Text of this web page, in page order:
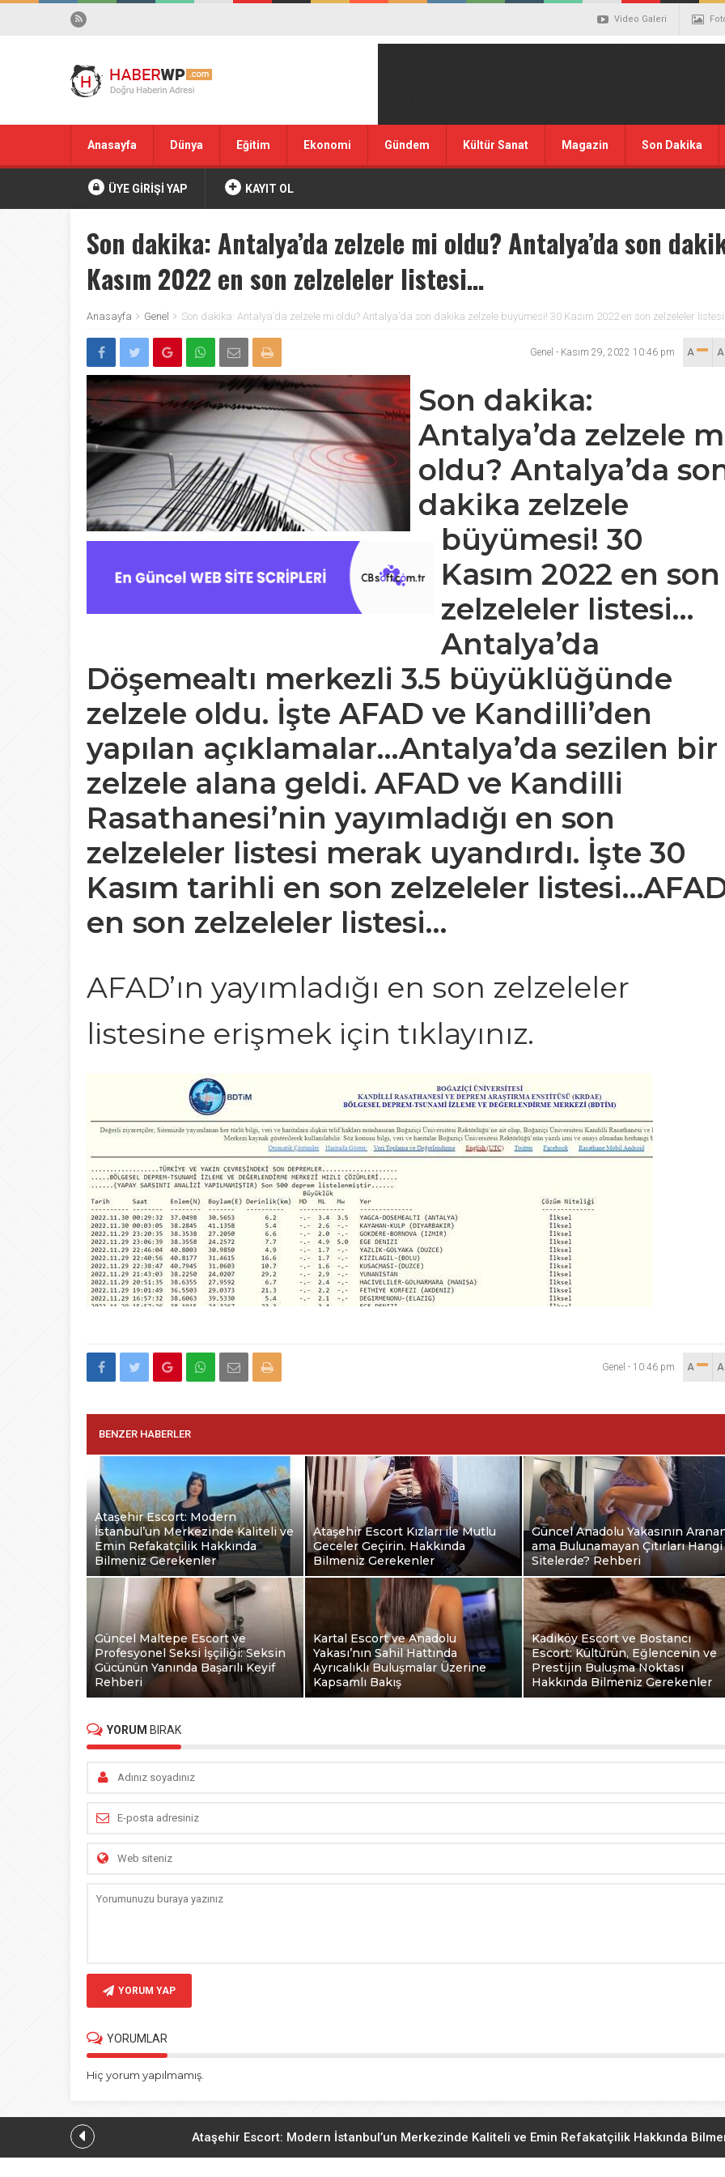
Video Galeri
Anasayfa Dünya Eğitim Ekonomi Gündem Kültür Sanat Magazin Son Dakika
ÜYE GİRİŞİ YAP KAYIT OL
Son dakika: Antalya’da zelzele mi oldu? Antalya’da son
Kasım 2022 en son zelzeleler listesi…
Anasayfa Genel Son dakika: Antalya’da zelzele mi oldu? Antalya’da son dakika zelzele büyümesi! 30 Kasım 2022 en son zelzeleler
Genel - Kasım 29, 2022 10:46 pm A
Son dakika:
Antalya’da zelzele
oldu? Antalya’da
dakika zelzele
büyümesi! 30
Kasım 2022 en son
zelzeleler listesi…
Antalya’da
Döşemealtı merkezli 3.5 büyüklüğünde
zelzele oldu. İşte AFAD ve Kandilli’den
yapılan açıklamalar…Antalya’da sezilen bir
zelzele alana geldi. AFAD ve Kandilli
Rasathanesi’nin yayımladığı en son
zelzeleler listesi merak uyandırdı. İşte 30
Kasım tarihli en son zelzeleler listesi…
en son zelzeleler listesi…
AFAD’ın yayımladığı en son zelzeleler
listesine erişmek için tıklayınız.
Genel - 10:46 pm A
BENZER HABERLER
Ataşehir Escort: Modern
İstanbul’un Merkezinde Kaliteli ve
Emin Refakatçilik Hakkında
Bilmeniz Gerekenler
Ataşehir Escort Kızları ile Mutlu
Geceler Geçirin. Hakkında
Bilmeniz Gerekenler
Güncel Anadolu Yakasının
ama Bulunamayan Çıtırları Hangi
Sitelerde? Rehberi
Güncel Maltepe Escort ve
Profesyonel Seksi İşçiliği: Seksin
Gücünün Yanında Başarılı Keyif
Rehberi
Kartal Escort ve Anadolu
Yakası’nın Sahil Hattında
Ayrıcalıklı Buluşmalar Üzerine
Kapsamlı Bakış
Kadıköy Escort ve Bostancı
Escort: Kültürün, Eğlencenin ve
Prestijin Buluşma Noktası
Hakkında Bilmeniz Gerekenler
YORUM BIRAK
YORUM YAP
YORUMLAR
Hiç yorum yapılmamış.
Ataşehir Escort: Modern İstanbul’un Merkezinde Kaliteli ve Emin Refakatçilik Hakkında